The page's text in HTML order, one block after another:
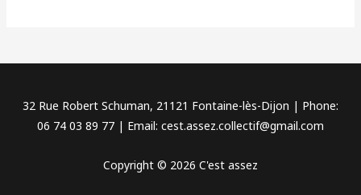
32 Rue Robert Schuman, 21121 Fontaine-lès-Dijon | Phone:
06 74 03 89 77 | Email: cest.assez.collectif@gmail.com
Copyright © 2026 C'est assez